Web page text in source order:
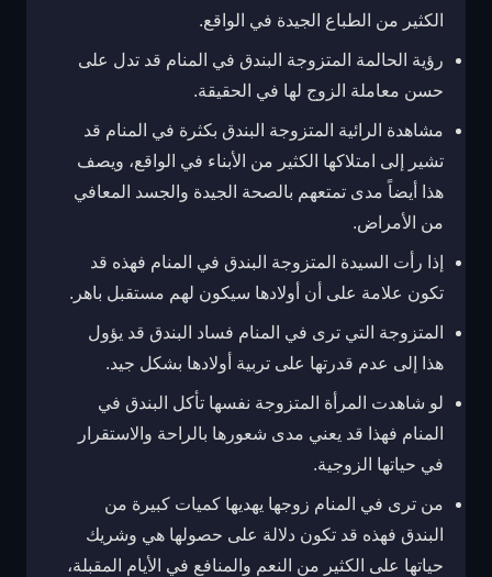
الكثير من الطباع الجيدة في الواقع.
رؤية الحالمة المتزوجة البندق في المنام قد تدل على
حسن معاملة الزوج لها في الحقيقة.
مشاهدة الرائية المتزوجة البندق بكثرة في المنام قد
تشير إلى امتلاكها الكثير من الأبناء في الواقع، ويصف
هذا أيضاً مدى تمتعهم بالصحة الجيدة والجسد المعافي
من الأمراض.
إذا رأت السيدة المتزوجة البندق في المنام فهذه قد
تكون علامة على أن أولادها سيكون لهم مستقبل باهر.
المتزوجة التي ترى في المنام فساد البندق قد يؤول
هذا إلى عدم قدرتها على تربية أولادها بشكل جيد.
لو شاهدت المرأة المتزوجة نفسها تأكل البندق في
المنام فهذا قد يعني مدى شعورها بالراحة والاستقرار
في حياتها الزوجية.
من ترى في المنام زوجها يهديها كميات كبيرة من
البندق فهذه قد تكون دلالة على حصولها هي وشريك
حياتها على الكثير من النعم والمنافع في الأيام المقبلة،